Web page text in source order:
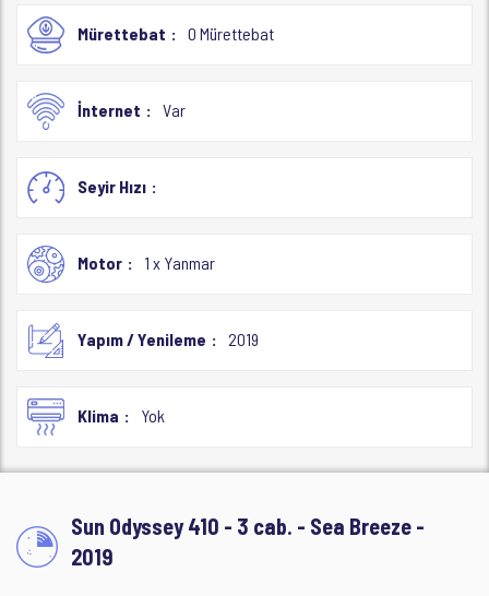
Mürettebat 0 Mürettebat
İnternet Var
Seyir Hızı
Motor 1 x Yanmar
Yapım / Yenileme 2019
Klima Yok
Sun Odyssey 410 - 3 cab. - Sea Breeze -
2019